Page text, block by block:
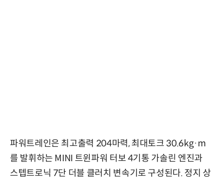
파워트레인은 최고출력 204마력, 최대토크 30.6kg·m
를 발휘하는 MINI 트윈파워 터보 4기통 가솔린 엔진과
스텝트로닉 7단 더블 클러치 변속기로 구성된다. 정지 상